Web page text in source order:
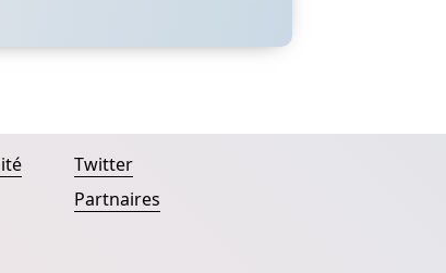
Twitter
Partnaires